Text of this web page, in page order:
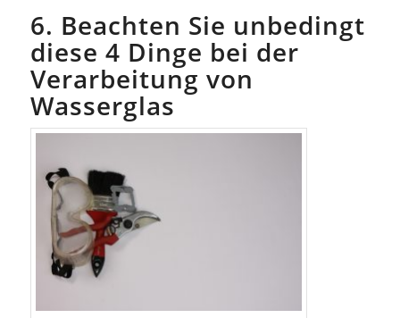
6. Beachten Sie unbedingt
diese 4 Dinge bei der
Verarbeitung von
Wasserglas